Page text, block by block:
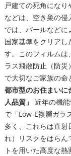
戸建ての死角にな
などは、空き巣の
では、バールなどに
国家基準をクリアし
す。このフィルムは
ラス飛散防止（防
で大切なご家族の命
都市型のお住まいに
人品質」 近年の機
で「Low-E複層ガラ
多く、これらは直
れ）リスクをはらん
トを用いた高度な